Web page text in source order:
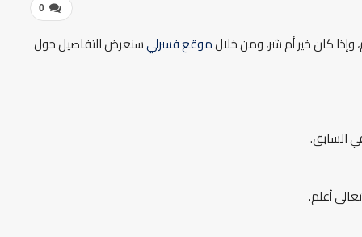
0
كان خير أم شر، ومن خلالموقع فسرليسنعرض التفاصيل حول
السابق.
أعلم.